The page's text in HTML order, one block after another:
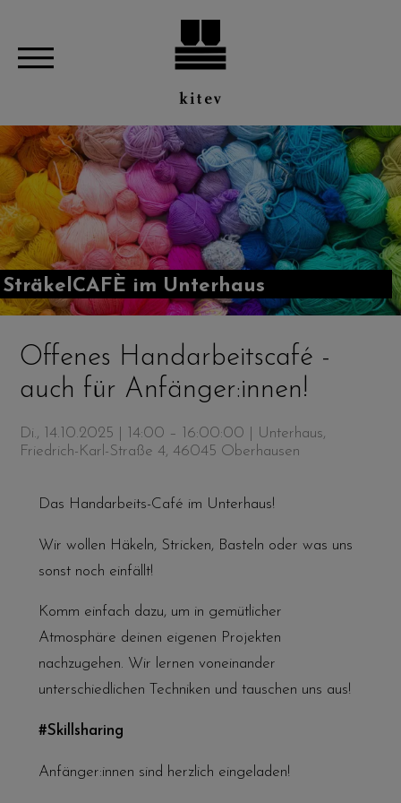
SträkelCAFÈ im Unterhaus
Offenes Handarbeitscafé -
auch für Anfänger:innen!
Di., 14.10.2025 | 14:00 – 16:00:00 | Unterhaus,
Friedrich-Karl-Straße 4, 46045 Oberhausen
Das Handarbeits-Café im Unterhaus!
Wir wollen Häkeln, Stricken, Basteln oder was uns
sonst noch einfällt!
Komm einfach dazu, um in gemütlicher
Atmosphäre deinen eigenen Projekten
nachzugehen. Wir lernen voneinander
unterschiedlichen Techniken und tauschen uns aus!
#Skillsharing
Anfänger:innen sind herzlich eingeladen!